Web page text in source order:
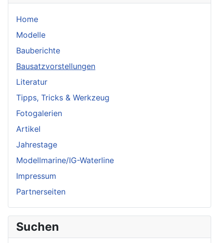
Home
Modelle
Bauberichte
Bausatzvorstellungen
Literatur
Tipps, Tricks & Werkzeug
Fotogalerien
Artikel
Jahrestage
Modellmarine/IG-Waterline
Impressum
Partnerseiten
Suchen